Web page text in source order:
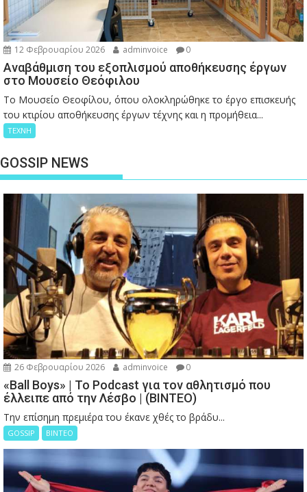
12 Φεβρουαρίου 2026 adminvoice 0
Αναβάθμιση του εξοπλισμού αποθήκευσης έργων
στο Μουσείο Θεόφιλου
Το Μουσείο Θεοφίλου, όπου ολοκληρώθηκε το έργο επισκευής
του κτιρίου αποθήκευσης έργων τέχνης και η προμήθεια...
ΤΕΧΝΗ
GOSSIP NEWS
26 Φεβρουαρίου 2026 adminvoice 0
«Ball Boys» | Το Podcast για τον αθλητισμό που
έλλειπε από την Λέσβο | (ΒΙΝΤΕΟ)
Την επίσημη πρεμιέρα του έκανε χθές το βράδυ...
GOSSIP ΒΙΝΤΕΟ